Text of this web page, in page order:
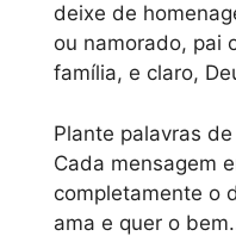
deixe de
ou namorado, pai
família, e claro,
Plante palavras
Cada mensagem
completamente o
ama e quer o